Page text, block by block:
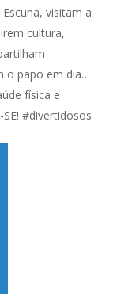
visitam a
cultura,
o papo em dia…
física e
#divertidosos